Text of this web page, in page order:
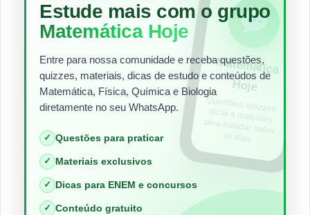
Estude mais com o grupo
Matemática Hoje
Entre para nossa comunidade e receba questões,
quizzes, materiais, dicas de estudo e conteúdos de
Matemática, Física, Química e Biologia
diretamente no seu WhatsApp.
✓ Questões para praticar
✓ Materiais exclusivos
✓ Dicas para ENEM e concursos
✓ Conteúdo gratuito
Matem
ática
Hoje
Questões, quizzes,
dicas e materiais
para estudar todos
os dias.